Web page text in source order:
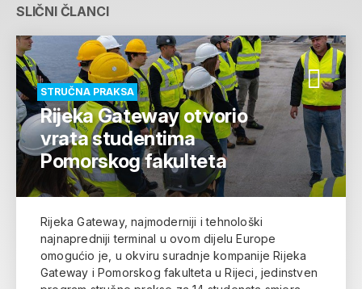
SLIČNI ČLANCI
STRUČNA PRAKSA
Rijeka Gateway otvorio
vrata studentima
Pomorskog fakulteta
Rijeka Gateway, najmoderniji i tehnološki
najnapredniji terminal u ovom dijelu Europe
omogućio je, u okviru suradnje kompanije Rijeka
Gateway i Pomorskog fakulteta u Rijeci, jedinstven